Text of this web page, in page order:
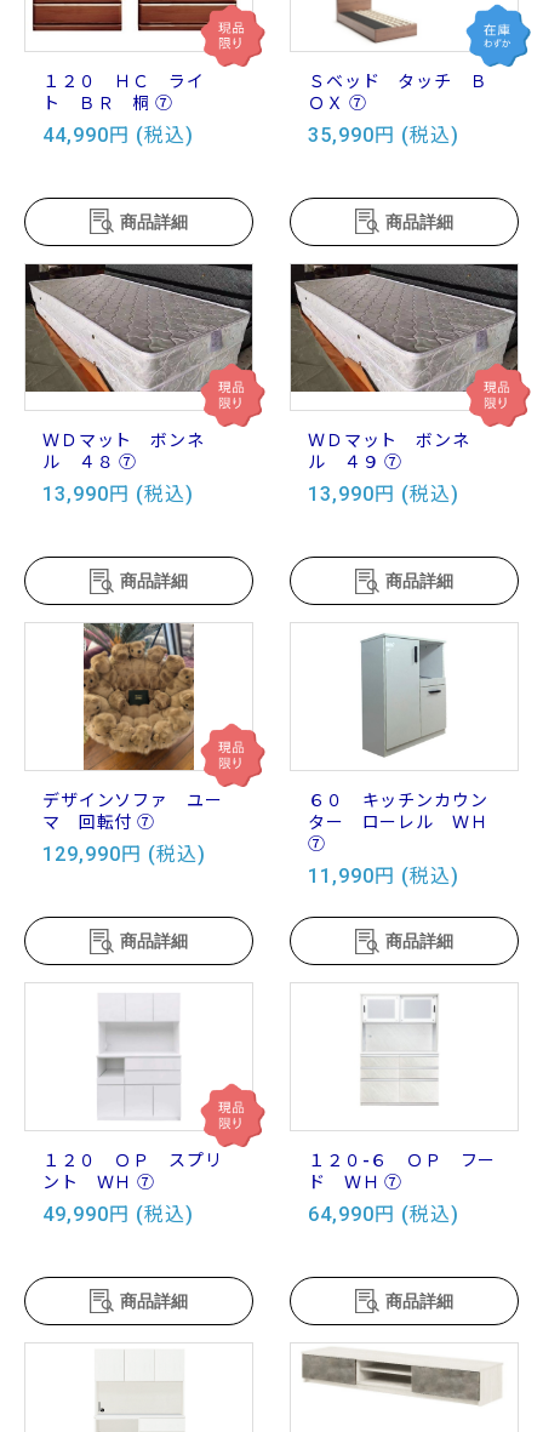
１２０ ＨＣ ライ
ト ＢＲ 桐 ⑦
44,990円 (税込)
商品詳細
Ｓベッド タッチ Ｂ
ＯＸ ⑦
35,990円 (税込)
商品詳細
ＷＤマット ボンネ
ル ４８ ⑦
13,990円 (税込)
商品詳細
ＷＤマット ボンネ
ル ４９ ⑦
13,990円 (税込)
商品詳細
デザインソファ ユー
マ 回転付 ⑦
129,990円 (税込)
商品詳細
６０ キッチンカウン
ター ローレル ＷＨ
⑦
11,990円 (税込)
商品詳細
１２０ ＯＰ スプリ
ント ＷＨ ⑦
49,990円 (税込)
商品詳細
１２０-６ ＯＰ フー
ド ＷＨ ⑦
64,990円 (税込)
商品詳細